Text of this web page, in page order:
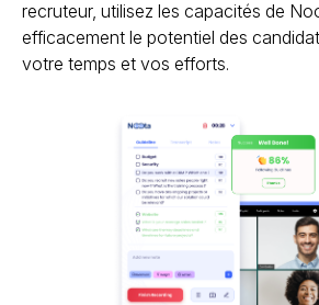
recruteur, utilisez les capacités de
efficacement le potentiel des
votre temps et vos efforts.